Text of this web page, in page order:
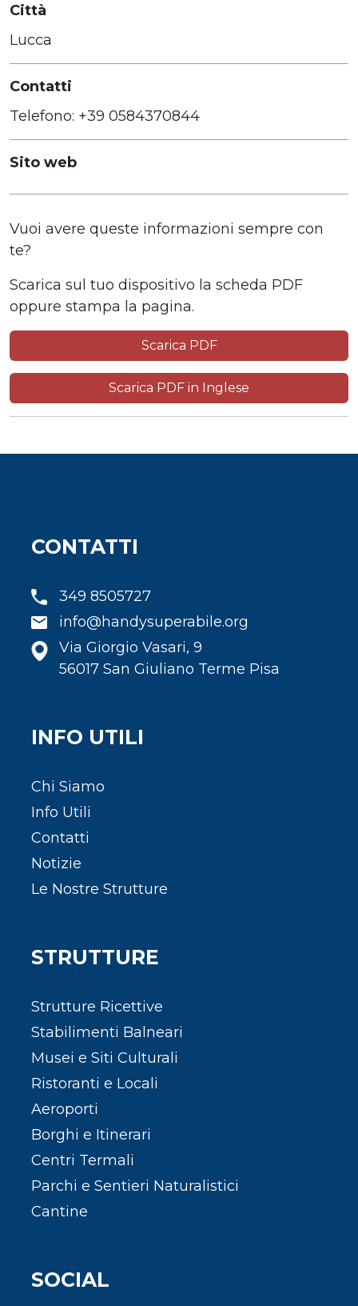
Città
Lucca
Contatti
Telefono: +39 0584370844
Sito web
Vuoi avere queste informazioni sempre con
te?
Scarica sul tuo dispositivo la scheda PDF
oppure stampa la pagina.
Scarica PDF
Scarica PDF in Inglese
CONTATTI
349 8505727
info@handysuperabile.org
Via Giorgio Vasari, 9
56017 San Giuliano Terme Pisa
INFO UTILI
Chi Siamo
Info Utili
Contatti
Notizie
Le Nostre Strutture
STRUTTURE
Strutture Ricettive
Stabilimenti Balneari
Musei e Siti Culturali
Ristoranti e Locali
Aeroporti
Borghi e Itinerari
Centri Termali
Parchi e Sentieri Naturalistici
Cantine
SOCIAL